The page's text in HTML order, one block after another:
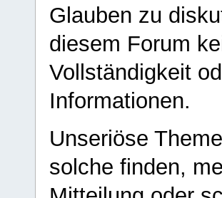
Glauben zu
diesem Forum
Vollständigkeit
Informationen.
Unseriöse
solche finden,